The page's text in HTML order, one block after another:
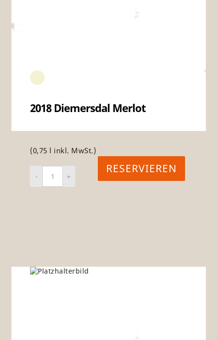
2018 Diemersdal Merlot
(0,75 l inkl. MwSt.)
RESERVIEREN